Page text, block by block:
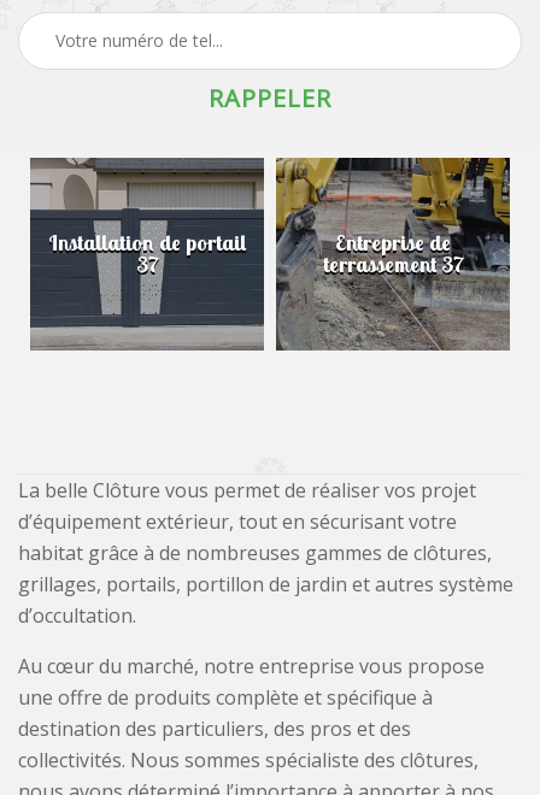
Installation de portail
37
Entreprise de
terrassement 37
La belle Clôture vous permet de réaliser vos projet
d’équipement extérieur, tout en sécurisant votre
habitat grâce à de nombreuses gammes de clôtures,
grillages, portails, portillon de jardin et autres système
d’occultation.
Au cœur du marché, notre entreprise vous propose
une offre de produits complète et spécifique à
destination des particuliers, des pros et des
collectivités. Nous sommes spécialiste des clôtures,